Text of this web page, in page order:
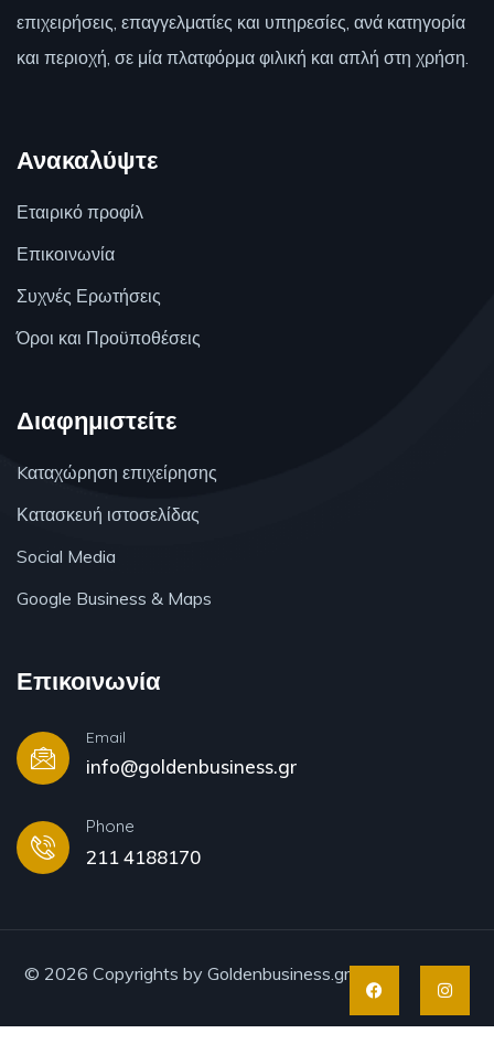
επιχειρήσεις, επαγγελματίες και υπηρεσίες, ανά κατηγορία
και περιοχή, σε μία πλατφόρμα φιλική και απλή στη χρήση.
Ανακαλύψτε
Εταιρικό προφίλ
Επικοινωνία
Συχνές Ερωτήσεις
Όροι και Προϋποθέσεις
Διαφημιστείτε
Kαταχώρηση επιχείρησης
Κατασκευή ιστοσελίδας
Social Media
Google Business & Maps
Επικοινωνία
Email
info@goldenbusiness.gr
Phone
211 4188170
© 2026 Copyrights by Goldenbusiness.gr